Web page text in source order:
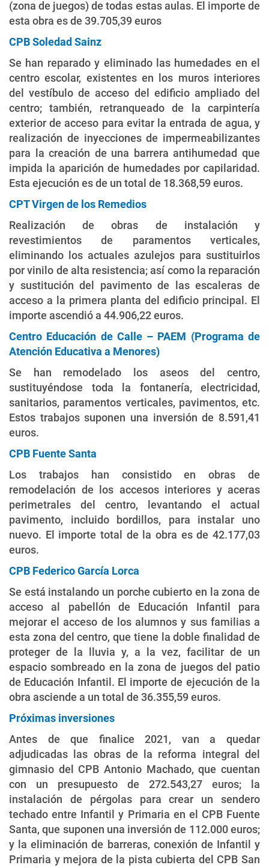
(zona de juegos) de todas estas aulas. El importe de
esta obra es de 39.705,39 euros
CPB Soledad Sainz
Se han reparado y eliminado las humedades en el
centro escolar, existentes en los muros interiores
del vestíbulo de acceso del edificio ampliado del
centro; también, retranqueado de la carpintería
exterior de acceso para evitar la entrada de agua, y
realización de inyecciones de impermeabilizantes
para la creación de una barrera antihumedad que
impida la aparición de humedades por capilaridad.
Esta ejecución es de un total de 18.368,59 euros.
CPT Virgen de los Remedios
Realización de obras de instalación y
revestimientos de paramentos verticales,
eliminando los actuales azulejos para sustituirlos
por vinilo de alta resistencia; así como la reparación
y sustitución del pavimento de las escaleras de
acceso a la primera planta del edificio principal. El
importe ascendió a 44.906,22 euros.
Centro Educación de Calle – PAEM (Programa de
Atención Educativa a Menores)
Se han remodelado los aseos del centro,
sustituyéndose toda la fontanería, electricidad,
sanitarios, paramentos verticales, pavimentos, etc.
Estos trabajos suponen una inversión de 8.591,41
euros.
CPB Fuente Santa
Los trabajos han consistido en obras de
remodelación de los accesos interiores y aceras
perimetrales del centro, levantando el actual
pavimento, incluido bordillos, para instalar uno
nuevo. El importe total de la obra es de 42.177,03
euros.
CPB Federico García Lorca
Se está instalando un porche cubierto en la zona de
acceso al pabellón de Educación Infantil para
mejorar el acceso de los alumnos y sus familias a
esta zona del centro, que tiene la doble finalidad de
proteger de la lluvia y, a la vez, facilitar de un
espacio sombreado en la zona de juegos del patio
de Educación Infantil. El importe de ejecución de la
obra asciende a un total de 36.355,59 euros.
Próximas inversiones
Antes de que finalice 2021, van a quedar
adjudicadas las obras de la reforma integral del
gimnasio del CPB Antonio Machado, que cuentan
con un presupuesto de 272.543,27 euros; la
instalación de pérgolas para crear un sendero
techado entre Infantil y Primaria en el CPB Fuente
Santa, que suponen una inversión de 112.000 euros;
y la eliminación de barreras, conexión de Infantil y
Primaria y mejora de la pista cubierta del CPB San